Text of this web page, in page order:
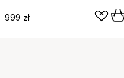
999 zł